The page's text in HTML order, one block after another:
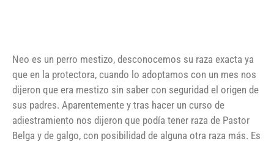
Neo es un perro mestizo, desconocemos su raza exacta ya
que en la protectora, cuando lo adoptamos con un mes nos
dijeron que era mestizo sin saber con seguridad el origen de
sus padres. Aparentemente y tras hacer un curso de
adiestramiento nos dijeron que podía tener raza de Pastor
Belga y de galgo, con posibilidad de alguna otra raza más. Es